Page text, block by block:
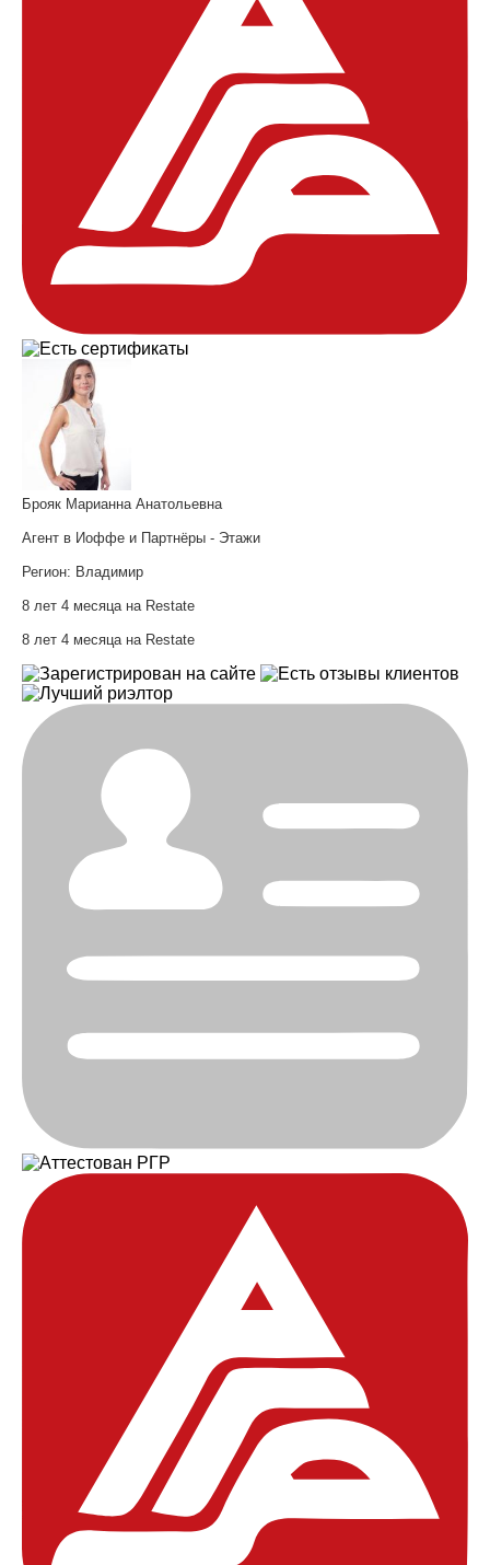
Брояк Марианна Анатольевна
Агент в Иоффе и Партнёры - Этажи
Регион: Владимир
8 лет 4 месяца на Restate
8 лет 4 месяца на Restate